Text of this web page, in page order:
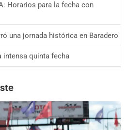
Horarios para la fecha con
una jornada histórica en Baradero
intensa quinta fecha